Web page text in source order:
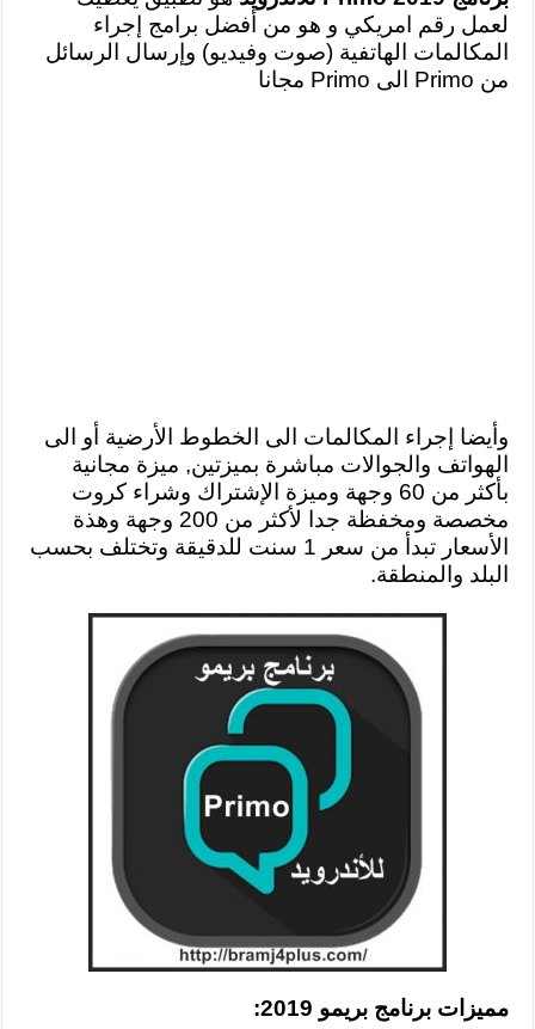
لعمل رقم امريكي و هو من أفضل برامج إجراء
المكالمات الهاتفية (صوت وفيديو) وإرسال الرسائل
من Primo الى Primo مجانا
وأيضا إجراء المكالمات الى الخطوط الأرضية أو الى
الهواتف والجوالات مباشرة بميزتين, ميزة مجانية
بأكثر من 60 وجهة وميزة الإشتراك وشراء كروت
مخصصة ومخفظة جدا لأكثر من 200 وجهة وهذة
الأسعار تبدأ من سعر 1 سنت للدقيقة وتختلف بحسب
البلد والمنطقة.
مميزات برنامج بريمو 2019: